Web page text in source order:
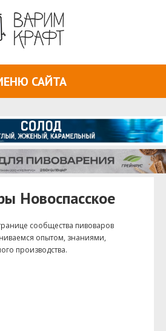
САЙТА
Новоспасское
сообщества пивоваров
опытом, знаниями,
производства.